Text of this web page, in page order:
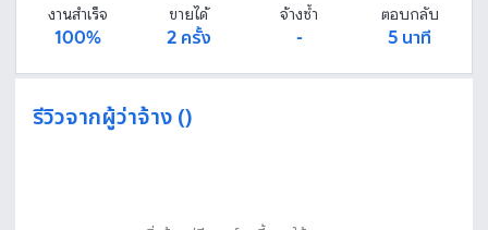
งานสำเร็จ
100%
ขายได้
2 ครั้ง
จ้างซ้ำ
-
ตอบกลับ
5 นาที
รีวิวจากผู้ว่าจ้าง ()